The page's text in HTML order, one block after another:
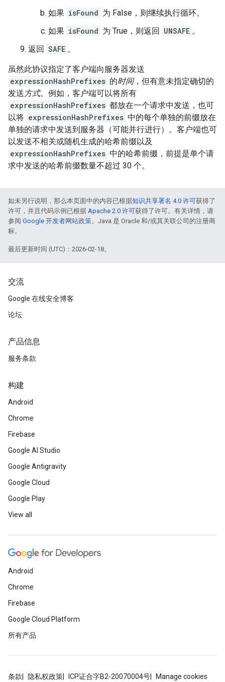
如果 isFound 为 False，则继续执行循环。
如果 isFound 为 True，则返回 UNSAFE 。
返回 SAFE 。
虽然此协议指定了客户端向服务器发送
expressionHashPrefixes 的时间，但有意未指定确切的
发送方式。例如，客户端可以将所有
expressionHashPrefixes 都放在一个请求中发送，也可
以将 expressionHashPrefixes 中的每个单独的前缀放在
单独的请求中发送到服务器（可能并行进行）。客户端也可
以发送不相关或随机生成的哈希前缀以及
expressionHashPrefixes 中的哈希前缀，前提是单个请
求中发送的哈希前缀数量不超过 30 个。
如未另行说明，那么本页面中的内容已根据知识共享署名 4.0 许可获得了
许可，并且代码示例已根据 Apache 2.0 许可获得了许可。有关详情，请
参阅 Google 开发者网站政策。Java 是 Oracle 和/或其关联公司的注册商
标。
最后更新时间 (UTC)：2026-02-18。
交流
Google 在线安全博客
论坛
产品信息
服务条款
构建
Android
Chrome
Firebase
Google AI Studio
Google Antigravity
Google Cloud
Google Play
View all
Android
Chrome
Firebase
Google Cloud Platform
所有产品
条款 隐私权政策 ICP证合字B2-20070004号 Manage cookies